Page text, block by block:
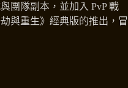
團隊副本，並加入 PvP 戰
與重生》經典版的推出，冒